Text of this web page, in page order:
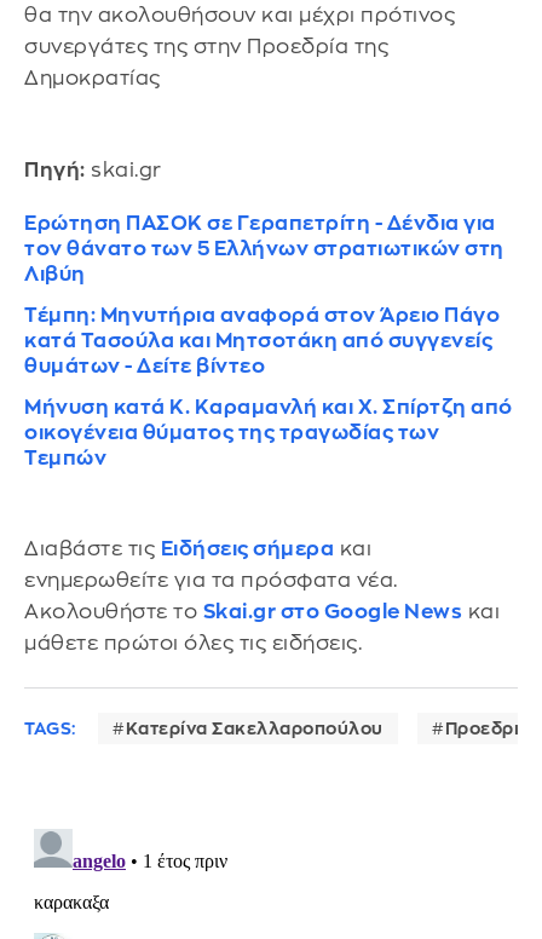
θα την ακολουθήσουν και μέχρι πρότινος
συνεργάτες της στην Προεδρία της
Δημοκρατίας
Πηγή: skai.gr
Ερώτηση ΠΑΣΟΚ σε Γεραπετρίτη - Δένδια για
τον θάνατο των 5 Ελλήνων στρατιωτικών στη
Λιβύη
Τέμπη: Μηνυτήρια αναφορά στον Άρειο Πάγο
κατά Τασούλα και Μητσοτάκη από συγγενείς
θυμάτων - Δείτε βίντεο
Μήνυση κατά Κ. Καραμανλή και Χ. Σπίρτζη από
oικογένεια θύματος της τραγωδίας των
Τεμπών
Διαβάστε τις Ειδήσεις σήμερα και
ενημερωθείτε για τα πρόσφατα νέα.
Ακολουθήστε το Skai.gr στο Google News και
μάθετε πρώτοι όλες τις ειδήσεις.
TAGS: Κατερίνα Σακελλαροπούλου